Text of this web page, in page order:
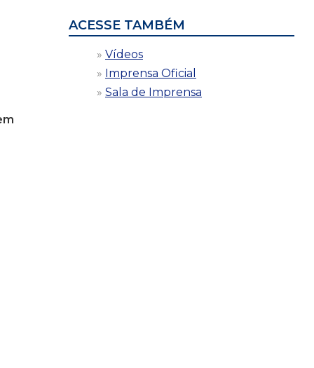
ACESSE TAMBÉM
Vídeos
Imprensa Oficial
Sala de Imprensa